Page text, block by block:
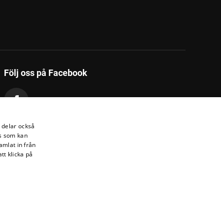
Följ oss på Facebook
också
som kan
in från
klicka på